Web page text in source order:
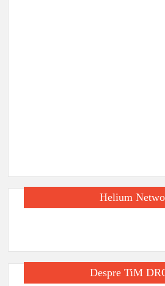
Helium
Despre TiM